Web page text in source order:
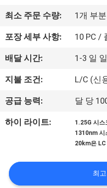
공
장
여
행
질
최소 주문 수량: 1개 부분
포장 세부 사항: 10 PC /
배달 시간: 1-3 일 일
지불 조건: L/C (신
공급 능력: 달 당
하이 라이트: 1.25G 시
1310nm 시
20km은 LC
최